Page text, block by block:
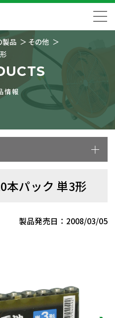
製品
その他
情報
本パック 単3形
製品発売日：2008/03/05